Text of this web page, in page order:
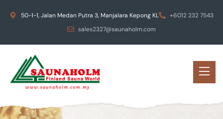
50-1-1, Jalan Medan Putra 3, Manjalara Kepong KL
+6012 232 7543
sales2327@saunaholm.com